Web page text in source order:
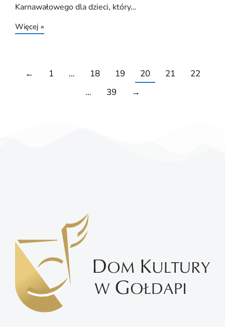
Karnawałowego dla dzieci, który…
Więcej »
← 1 … 18 19 20 21
22
…
39 →